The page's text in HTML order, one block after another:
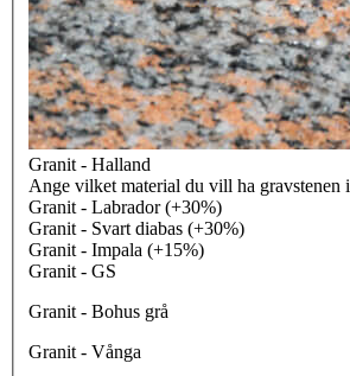
Granit - Halland
Ange vilket material du vill ha gravstenen i
Granit - Labrador (+30%)
Granit - Svart diabas (+30%)
Granit - Impala (+15%)
Granit - GS
Granit - Bohus grå
Granit - Vånga